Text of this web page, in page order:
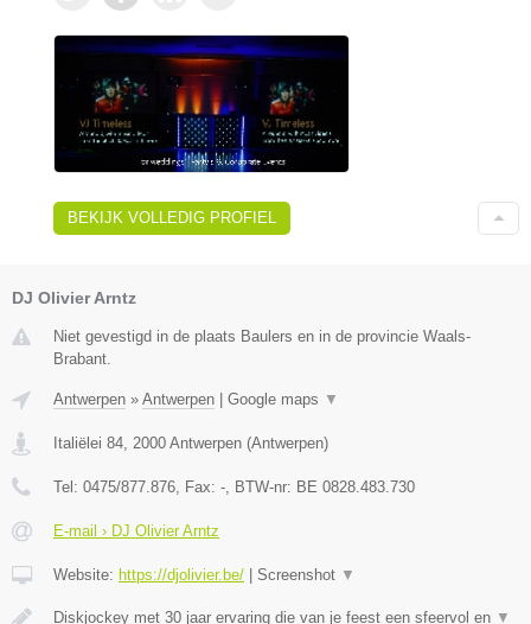
BEKIJK VOLLEDIG PROFIEL
DJ Olivier Arntz
Niet gevestigd in de plaats Baulers en in de provincie Waals-
Brabant.
Antwerpen » Antwerpen | Google maps ▼
Italiëlei 84 2000 Antwerpen (Antwerpen)
Tel: 0475/877.876 , Fax: - , BTW-nr: BE 0828.483.730
E-mail › DJ Olivier Arntz
Website: https://djolivier.be/ | Screenshot ▼
Diskjockey met 30 jaar ervaring die van je feest een sfeervol en ▼